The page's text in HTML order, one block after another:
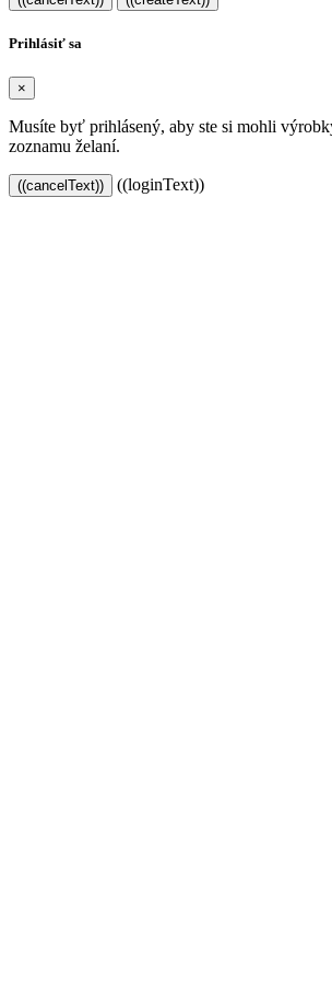
Prihlásiť sa
×
Musíte byť prihlásený, aby ste si mohli
zoznamu želaní.
((cancelText)) ((loginText))